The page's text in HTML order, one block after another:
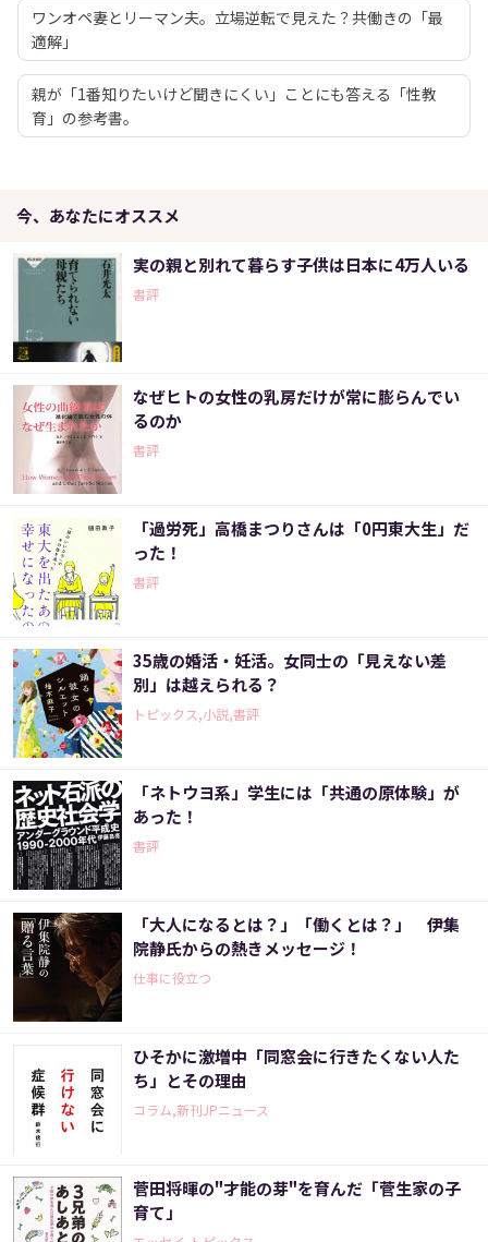
ワンオペ妻とリーマン夫。立場逆転で見えた？共働きの「最
適解」
親が「1番知りたいけど聞きにくい」ことにも答える「性教
育」の参考書。
今、あなたにオススメ
実の親と別れて暮らす子供は日本に4万人いる
書評
なぜヒトの女性の乳房だけが常に膨らんでい
るのか
書評
「過労死」高橋まつりさんは「0円東大生」だ
った！
書評
35歳の婚活・妊活。女同士の「見えない差
別」は越えられる？
トピックス,小説,書評
「ネトウヨ系」学生には「共通の原体験」が
あった！
書評
「大人になるとは？」「働くとは？」 伊集
院静氏からの熱きメッセージ！
仕事に役立つ
ひそかに激増中「同窓会に行きたくない人た
ち」とその理由
コラム,新刊JPニュース
菅田将暉の"才能の芽"を育んだ「菅生家の子
育て」